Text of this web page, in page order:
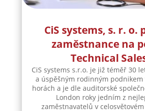
CiS systems, s. r. o.
zaměstnance na
Technical
CiS systems s.r.o. je již téměř 30
a úspěšným rodinným podnikem
horách a je dle auditorské
London roky jedním z
zaměstnavatelů v